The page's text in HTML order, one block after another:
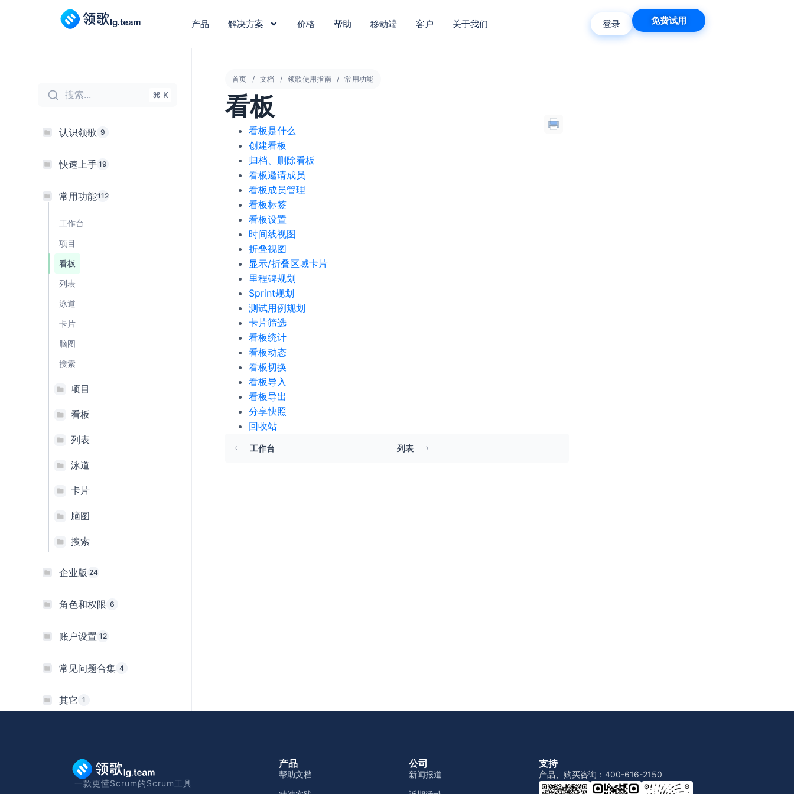
产品 解决方案 价格 帮助 移动端 客户 关于我们 登录 免费试用
搜索... ⌘ K
认识领歌 9
快速上手 19
常用功能112
工作台
项目
看板
列表
泳道
卡片
脑图
搜索
项目
看板
列表
泳道
卡片
脑图
搜索
企业版 24
角色和权限 6
账户设置 12
常见问题合集 4
其它 1
首页 文档 领歌使用指南 常用功能
看板
看板是什么
创建看板
归档、删除看板
看板邀请成员
看板成员管理
看板标签
看板设置
时间线视图
折叠视图
显示/折叠区域卡片
里程碑规划
Sprint规划
测试用例规划
卡片筛选
看板统计
看板动态
看板切换
看板导入
看板导出
分享快照
回收站
工作台 列表
一款更懂Scrum的Scrum工具
产品
帮助文档
公司
新闻报道
支持
产品、购买咨询：400-616-2150